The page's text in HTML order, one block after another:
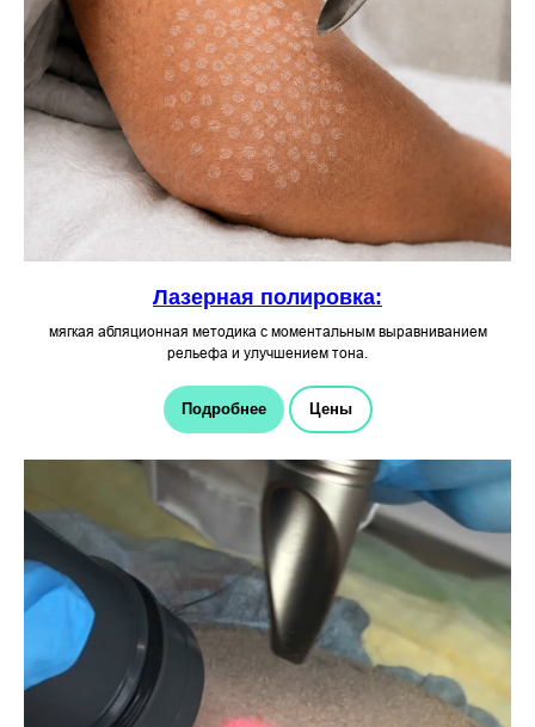
Лазерная полировка:
мягкая абляционная методика с моменталь ным выравниванием
рельефа и улучшением тона.
Подробнее Цены